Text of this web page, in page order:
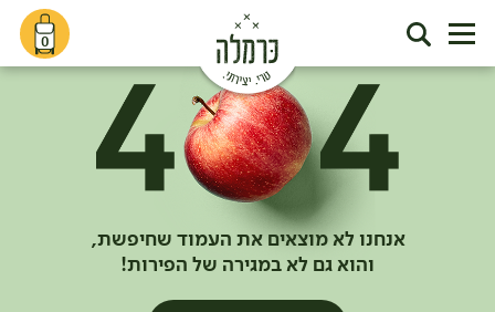
0
אנחנו לא מוצאים את העמוד שחיפשת,
והוא גם לא במגירה של הפירות!